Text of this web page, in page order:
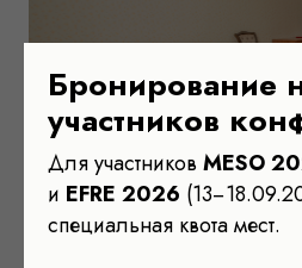
Бронирование
участников
Для участников MESO
и EFRE 2026
специальная квота мест.